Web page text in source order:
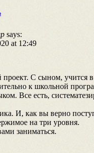
says:
at 12:49
С сыном, учится в
к школьной
Все есть,
И, как вы верно
на три уровня.
заниматься.